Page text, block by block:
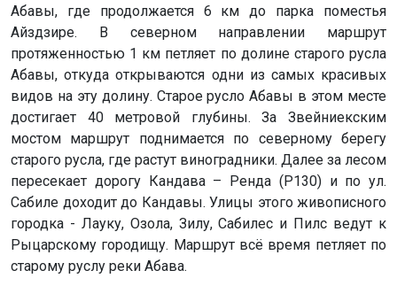
Абавы, где продолжается 6 км до парка поместья
Айздзире. В северном направлении маршрут
протяженностью 1 км петляет по долине старого русла
Абавы, откуда открываются одни из самых красивых
видов на эту долину. Старое русло Абавы в этом месте
достигает 40 метровой глубины. За Звейниекским
мостом маршрут поднимается по северному берегу
старого русла, где растут виноградники. Далее за лесом
пересекает дорогу Кандава – Ренда (Р130) и по ул.
Сабиле доходит до Кандавы. Улицы этого живописного
городка - Лауку, Озола, Зилу, Сабилес и Пилс ведут к
Рыцарскому городищу. Маршрут всё время петляет по
старому руслу реки Абава.